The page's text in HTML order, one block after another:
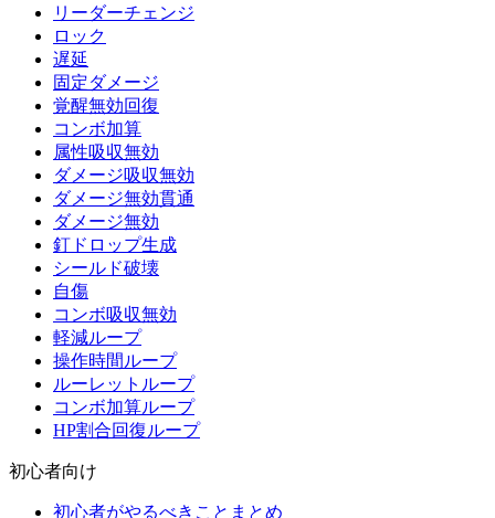
リーダーチェンジ
ロック
遅延
固定ダメージ
覚醒無効回復
コンボ加算
属性吸収無効
ダメージ吸収無効
ダメージ無効貫通
ダメージ無効
釘ドロップ生成
シールド破壊
自傷
コンボ吸収無効
軽減ループ
操作時間ループ
ルーレットループ
コンボ加算ループ
HP割合回復ループ
初心者向け
初心者がやるべきことまとめ